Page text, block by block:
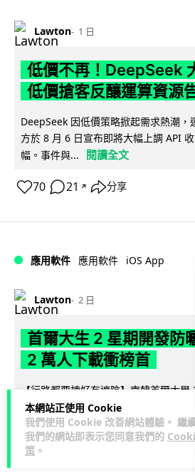
本網站正使用 Cookie
我們使用 Cookie 改善網站體驗。 繼
我們的網站即表示您同意我們的
策 。
Lawton 1 日
低價不再！DeepSeek
低價搶客反釀運算資源
DeepSeek 因低價策略掀起需求熱潮，
方於 8 月 6 日宣布即將大幅上調 API
幅。事件與...
閱讀全文
70 21 ↗ 分享
應用軟件 應用軟件 iOS App
Lawton 2 日
首爾大生 2 星期開發防
2 萬人下載衝榜首
【行路都要揀好有遮陰】南韓首爾大學
星期開發防曬導航 App「走向陰涼處」
陽仰角及行道樹陰影... 閱讀全文
100